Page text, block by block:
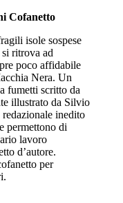
Cofanetto
isole sospese
ritrova ad
poco affidabile
Nera. Un
fumetti scritto da
illustrato da Silvio
inedito
permettono di
lavoro
d’autore.
per